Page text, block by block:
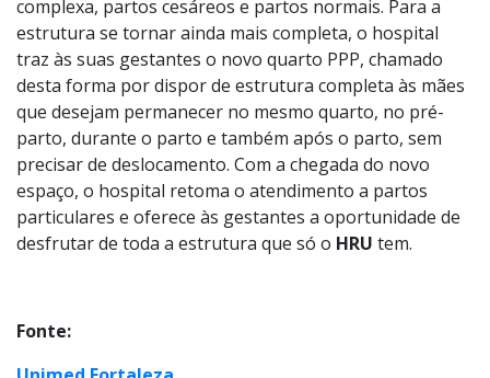
complexa, partos cesáreos e partos normais. Para a
estrutura se tornar ainda mais completa, o hospital
traz às suas gestantes o novo quarto PPP, chamado
desta forma por dispor de estrutura completa às mães
que desejam permanecer no mesmo quarto, no pré-
parto, durante o parto e também após o parto, sem
precisar de deslocamento. Com a chegada do novo
espaço, o hospital retoma o atendimento a partos
particulares e oferece às gestantes a oportunidade de
desfrutar de toda a estrutura que só o HRU tem.
Fonte: